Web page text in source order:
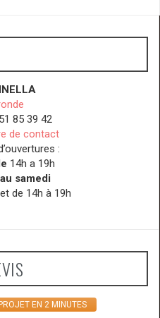
85 39 42
de contact
:
14h a 19h
samedi
de 14h à 19h
EN 2 MINUTES